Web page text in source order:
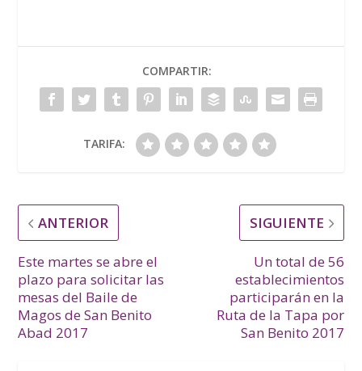
COMPARTIR:
TARIFA:
ANTERIOR
Este martes se abre el
plazo para solicitar las
mesas del Baile de
Magos de San Benito
Abad 2017
SIGUIENTE
Un total de 56
establecimientos
participarán en la
Ruta de la Tapa por
San Benito 2017